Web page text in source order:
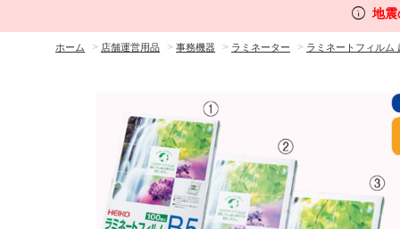
info 地
ホーム > 店舗運営用品 > 事務機器 > ラミネーター > ラミネートフィルム